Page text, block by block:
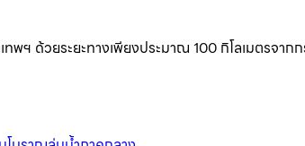
ด้วยระยะทางเพียงประมาณ 100 กิโลเมตรจาก